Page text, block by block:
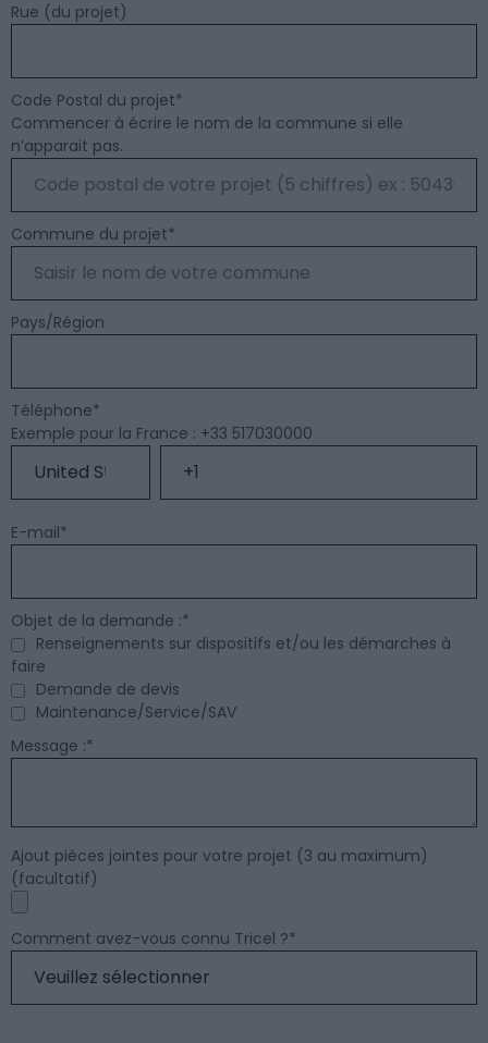
Rue (du projet)
Code Postal du projet*
Commencer à écrire le nom de la commune si elle
n’apparait pas.
Commune du projet*
Pays/Région
Téléphone*
Exemple pour la France : +33 517030000
E-mail*
Objet de la demande :*
Renseignements sur dispositifs et/ou les démarches à
faire
Demande de devis
Maintenance/Service/SAV
Message :*
Ajout pièces jointes pour votre projet (3 au maximum)
(facultatif)
Comment avez-vous connu Tricel ?*